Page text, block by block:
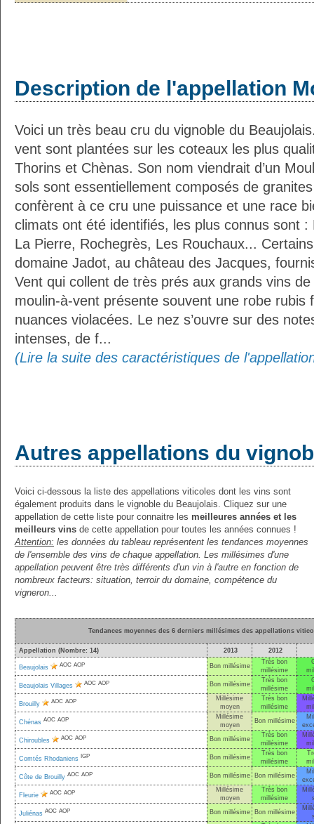
Description de l'appellation
Voici un très beau cru du vignoble du
vent sont plantées sur les coteaux les plus
Thorins et Chènas. Son nom viendrait d’un
sols sont essentiellement composés de
confèrent à ce cru une puissance et une race
climats ont été identifiés, les plus connus sont
La Pierre, Rochegrès, Les Rouchaux...
domaine Jadot, au château des Jacques,
Vent qui collent de très prés aux grands vins de
moulin-à-vent présente souvent une robe rubis
nuances violacées. Le nez s’ouvre sur des
intenses, de f...
(Lire la suite des caractéristiques de
Autres appellations du
Voici ci-dessous la liste des appellations viticoles dont les vins sont
également produits dans le vignoble du Beaujolais. Cliquez sur une
appellation de cette liste pour connaitre les meilleures années et les
meilleurs vins de cette appellation pour toutes les années connues !
Attention: les données du tableau représentent les tendances moyennes
de l'ensemble des vins de chaque appellation. Les millésimes d'une
appellation peuvent être très différents d'un vin à l'autre en fonction de
nombreux facteurs: situation, terroir du domaine, compétence du
vigneron...
Tendances moyennes des 6 derniers millésimes des appellations
Appellation (Nombre: 14) 2013 2012
Beaujolais AOC AOP Bon millésime
Très bon
millésime
Beaujolais Villages AOC AOP Bon millésime
Très bon
millésime
Brouilly AOC AOP
Millésime
moyen
Très bon
millésime
Chénas AOC AOP
Millésime
moyen
Bon millésime
Chiroubles AOC AOP Bon millésime
Très bon
millésime
Comtés Rhodaniens IGP Bon millésime
Très bon
millésime
Côte de Brouilly AOC AOP Bon millésime Bon millésime
Fleurie AOC AOP
Millésime
moyen
Très bon
millésime
Juliénas AOC AOP Bon millésime Bon millésime